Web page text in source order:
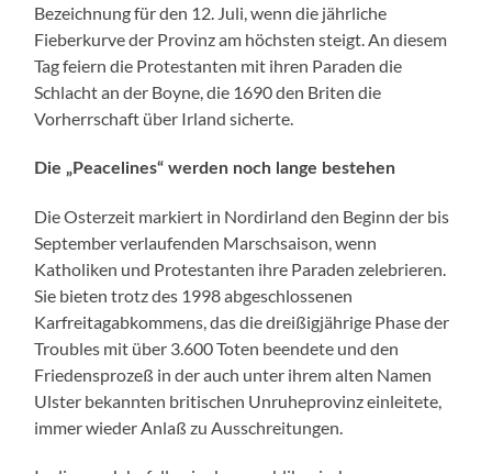
Bezeichnung für den 12. Juli, wenn die jährliche
Fieberkurve der Provinz am höchsten steigt. An diesem
Tag feiern die Protestanten mit ihren Paraden die
Schlacht an der Boyne, die 1690 den Briten die
Vorherrschaft über Irland sicherte.
Die „Peacelines“ werden noch lange bestehen
Die Osterzeit markiert in Nordirland den Beginn der bis
September verlaufenden Marschsaison, wenn
Katholiken und Protestanten ihre Paraden zelebrieren.
Sie bieten trotz des 1998 abgeschlossenen
Karfreitagabkommens, das die dreißigjährige Phase der
Troubles mit über 3.600 Toten beendete und den
Friedensprozeß in der auch unter ihrem alten Namen
Ulster bekannten britischen Unruheprovinz einleitete,
immer wieder Anlaß zu Ausschreitungen.